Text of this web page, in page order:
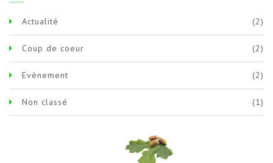
Actualité (2)
Coup de coeur (2)
Evènement (2)
Non classé (1)